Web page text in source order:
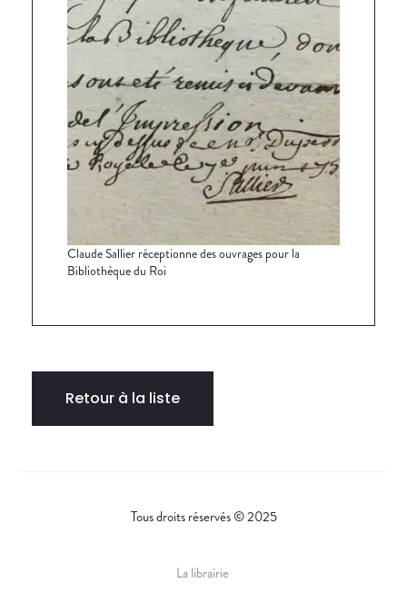
Claude Sallier réceptionne des ouvrages pour la
Bibliothèque du Roi
Retour à la liste
Tous droits réservés © 2025
La librairie